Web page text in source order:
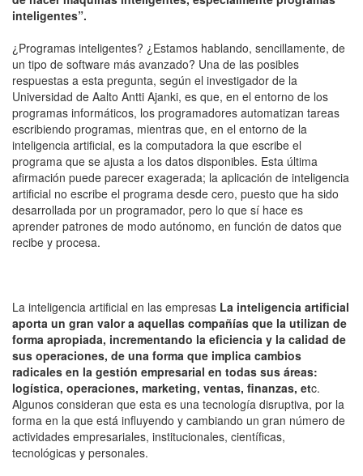
inteligentes”.
¿Programas inteligentes? ¿Estamos hablando, sencillamente, de
un tipo de software más avanzado? Una de las posibles
respuestas a esta pregunta, según el investigador de la
Universidad de Aalto Antti Ajanki, es que, en el entorno de los
programas informáticos, los programadores automatizan tareas
escribiendo programas, mientras que, en el entorno de la
inteligencia artificial, es la computadora la que escribe el
programa que se ajusta a los datos disponibles. Esta última
afirmación puede parecer exagerada; la aplicación de inteligencia
artificial no escribe el programa desde cero, puesto que ha sido
desarrollada por un programador, pero lo que sí hace es
aprender patrones de modo autónomo, en función de datos que
recibe y procesa.
La inteligencia artificial en las empresas La inteligencia artificial
aporta un gran valor a aquellas compañías que la utilizan de
forma apropiada, incrementando la eficiencia y la calidad de
sus operaciones, de una forma que implica cambios
radicales en la gestión empresarial en todas sus áreas:
logística, operaciones, marketing, ventas, finanzas, etc.
Algunos consideran que esta es una tecnología disruptiva, por la
forma en la que está influyendo y cambiando un gran número de
actividades empresariales, institucionales, científicas,
tecnológicas y personales.